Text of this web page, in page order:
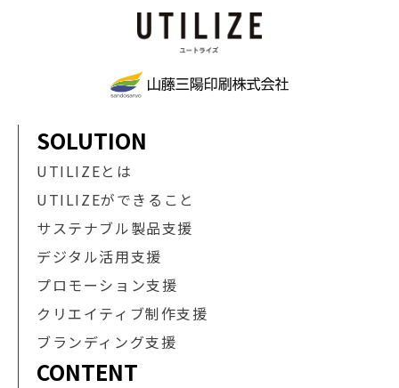
SOLUTION
UTILIZEとは
UTILIZEができること
サステナブル製品支援
デジタル活用支援
プロモーション支援
クリエイティブ制作支援
ブランディング支援
CONTENT